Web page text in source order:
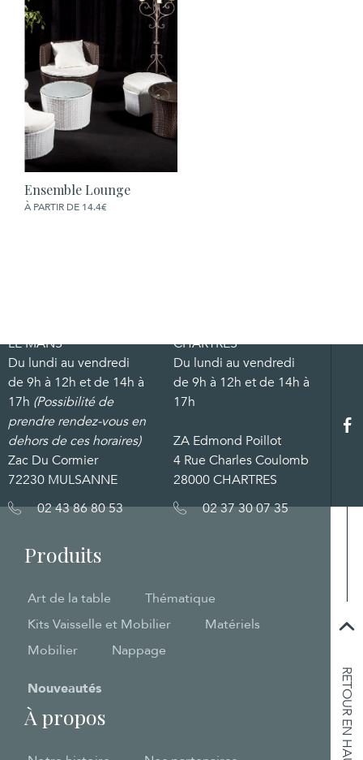
COMMANDER
Ensemble Lounge
À PARTIR DE 14.4€
RETOUR EN HAUT
Produits
Art de la table
Thématique
Kits Vaisselle et Mobilier
Matériels
Mobilier
Nappage
Nouveautés
À propos
LE MANS
Du lundi au vendredi
de 9h à 12h et de 14h à
17h (Possibilité de
prendre rendez-vous en
dehors de ces horaires)
Zac Du Cormier
72230 MULSANNE
02 43 86 80 53
CHARTRES
Du lundi au vendredi
de 9h à 12h et de 14h à
17h
ZA Edmond Poillot
4 Rue Charles Coulomb
28000 CHARTRES
02 37 30 07 35